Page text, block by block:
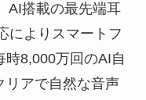
AI搭載の最先端耳
によりスマートフ
時8,000万回のAI自
リアで自然な音声